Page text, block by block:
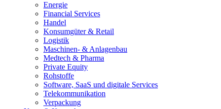
Energie
Financial Services
Handel
Konsumgüter & Retail
Logistik
Maschinen- & Anlagenbau
Medtech & Pharma
Private Equity
Rohstoffe
Software, SaaS und digitale Services
Telekommunikation
Verpackung